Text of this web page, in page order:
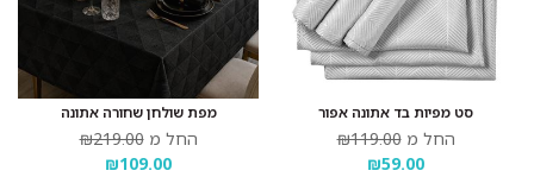
סט מפיות בד אתונה אפור
החל מ ₪119.00
₪59.00
מפת שולחן שחורה אתונה
החל מ ₪219.00
₪109.00